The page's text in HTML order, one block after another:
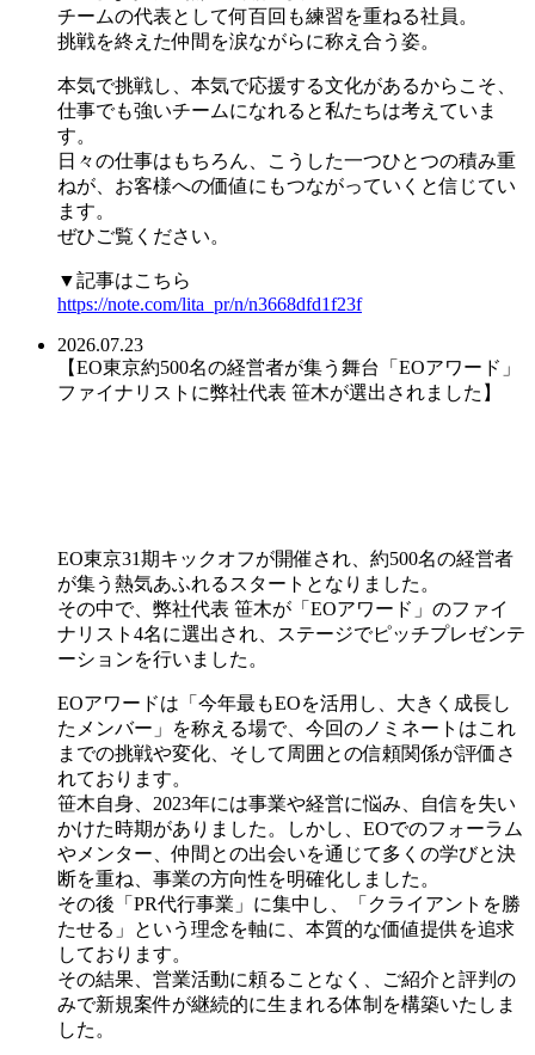
チームの代表として何百回も練習を重ねる社員。
挑戦を終えた仲間を涙ながらに称え合う姿。
本気で挑戦し、本気で応援する文化があるからこそ、
仕事でも強いチームになれると私たちは考えていま
す。
日々の仕事はもちろん、こうした一つひとつの積み重
ねが、お客様への価値にもつながっていくと信じてい
ます。
ぜひご覧ください。
▼記事はこちら
https://note.com/lita_pr/n/n3668dfd1f23f
2026.07.23
【EO東京約500名の経営者が集う舞台「EOアワード」
ファイナリストに弊社代表 笹木が選出されました】
EO東京31期キックオフが開催され、約500名の経営者
が集う熱気あふれるスタートとなりました。
その中で、弊社代表 笹木が「EOアワード」のファイ
ナリスト4名に選出され、ステージでピッチプレゼンテ
ーションを行いました。
EOアワードは「今年最もEOを活用し、大きく成長し
たメンバー」を称える場で、今回のノミネートはこれ
までの挑戦や変化、そして周囲との信頼関係が評価さ
れております。
笹木自身、2023年には事業や経営に悩み、自信を失い
かけた時期がありました。しかし、EOでのフォーラム
やメンター、仲間との出会いを通じて多くの学びと決
断を重ね、事業の方向性を明確化しました。
その後「PR代行事業」に集中し、「クライアントを勝
たせる」という理念を軸に、本質的な価値提供を追求
しております。
その結果、営業活動に頼ることなく、ご紹介と評判の
みで新規案件が継続的に生まれる体制を構築いたしま
した。